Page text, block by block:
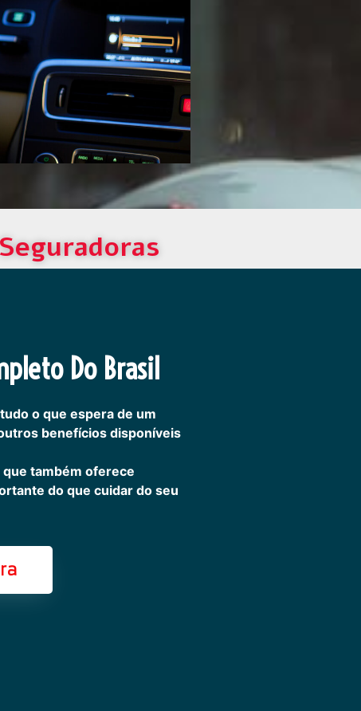
Do Brasil
o que espera de um
benefícios disponíveis
também oferece
do que cuidar do seu